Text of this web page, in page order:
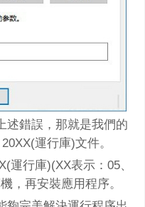
述錯誤，那就是我們的
運行庫)文件。
運行庫)(XX表示：05、
，再安裝應用程序。